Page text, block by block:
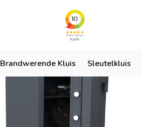
Brandwerende Kluis Sleutelkluis
Ruim 50 jaar ervaring